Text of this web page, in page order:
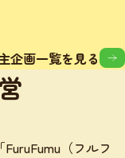
企画一覧を見る
（フルフ